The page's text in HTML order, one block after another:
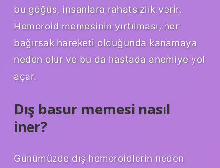
bu göğüs, insanlara rahatsızlık verir.
Hemoroid memesinin yırtılması, her
bağırsak hareketi olduğunda kanamaya
neden olur ve bu da hastada anemiye yol
açar.
Dış basur memesi nasıl
iner?
Günümüzde dış hemoroidlerin neden